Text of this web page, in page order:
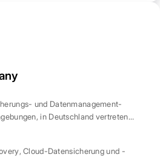
und Datenmanagement-
in Deutschland vertreten
,Cloud-Datensicherung und -